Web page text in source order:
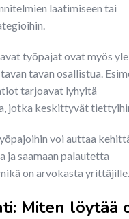
laatimiseen tai
työpajat ovat myös
tavan osallistua.
tarjoavat lyhyitä
jotka keskittyvät
voi auttaa
ja saamaan palautetta
on arvokasta yrittäjille.
Miten löytää